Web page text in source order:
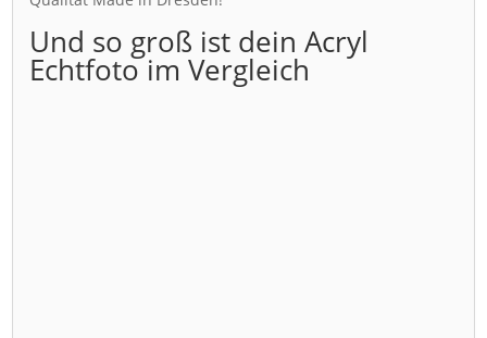
Und so groß ist dein Acryl
Echtfoto im Vergleich